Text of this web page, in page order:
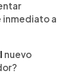
inmediato a
nuevo